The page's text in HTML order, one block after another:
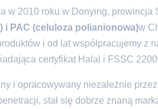
w 2010 roku w Donying, prowincja
PAC (celuloza polianionowa)w
i od lat współpracujemy z
certyfikat Halal i FSSC
i opracowywany niezależnie
stał się dobrze znaną